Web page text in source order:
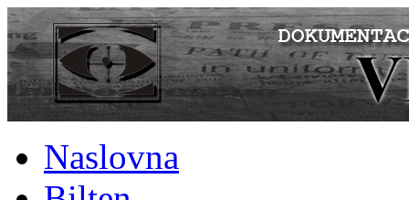
Naslovna